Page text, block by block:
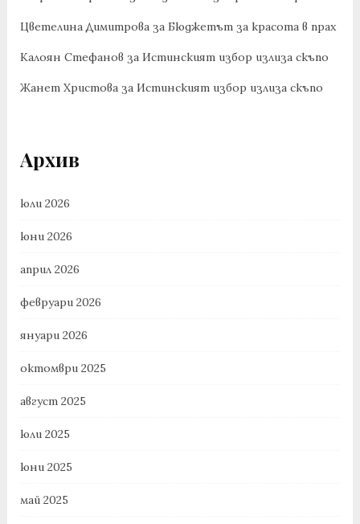
Цветелина Димитрова за Бюджетът за красота в прах
Калоян Стефанов за Истинският избор излиза скъпо
Жанет Христова за Истинският избор излиза скъпо
Архив
юли 2026
юни 2026
април 2026
февруари 2026
януари 2026
октомври 2025
август 2025
юли 2025
юни 2025
май 2025